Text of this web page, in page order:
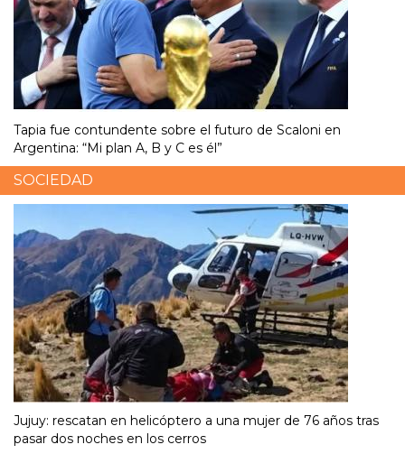
Tapia fue contundente sobre el futuro de Scaloni en
Argentina: “Mi plan A, B y C es él”
SOCIEDAD
Jujuy: rescatan en helicóptero a una mujer de 76 años tras
pasar dos noches en los cerros